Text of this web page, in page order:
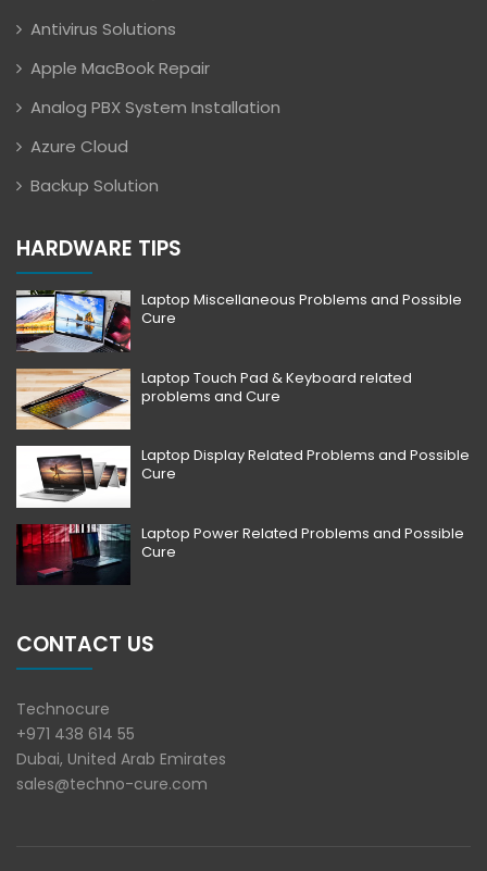
Antivirus Solutions
Apple MacBook Repair
Analog PBX System Installation
Azure Cloud
Backup Solution
HARDWARE TIPS
Laptop Miscellaneous Problems and Possible
Cure
Laptop Touch Pad & Keyboard related
problems and Cure
Laptop Display Related Problems and Possible
Cure
Laptop Power Related Problems and Possible
Cure
CONTACT US
Technocure
+971 438 614 55
Dubai, United Arab Emirates
sales@techno-cure.com